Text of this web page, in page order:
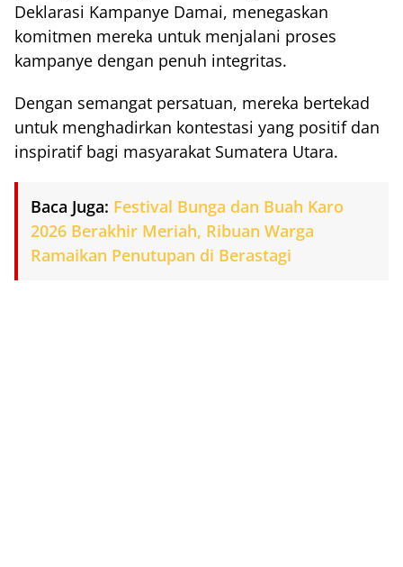
Deklarasi Kampanye Damai, menegaskan
komitmen mereka untuk menjalani proses
kampanye dengan penuh integritas.
Dengan semangat persatuan, mereka bertekad
untuk menghadirkan kontestasi yang positif dan
inspiratif bagi masyarakat Sumatera Utara.
Baca Juga: Festival Bunga dan Buah Karo
2026 Berakhir Meriah, Ribuan Warga
Ramaikan Penutupan di Berastagi